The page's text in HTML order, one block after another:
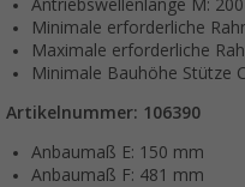
Antriebswellenlänge M:
Minimale erforderliche
Maximale erforderliche
Minimale Bauhöhe Stütze
Artikelnummer: 106390
Anbaumaß E: 150 mm
Anbaumaß F: 481 mm